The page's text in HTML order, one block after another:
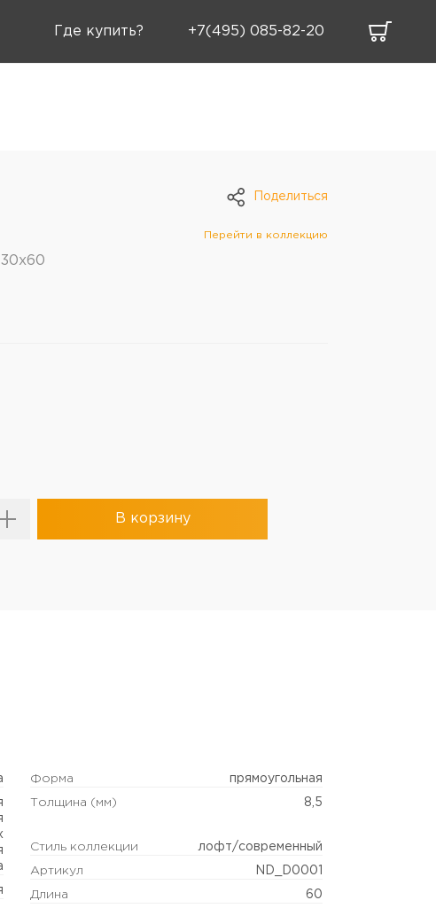
Где купить? +7(495) 085-82-20
Поделиться
Перейти в коллекцию
В корзину
Форма прямоугольная
Толщина (мм) 8,5
Стиль коллекции лофт/современный
Артикул ND_D0001
Длина 60